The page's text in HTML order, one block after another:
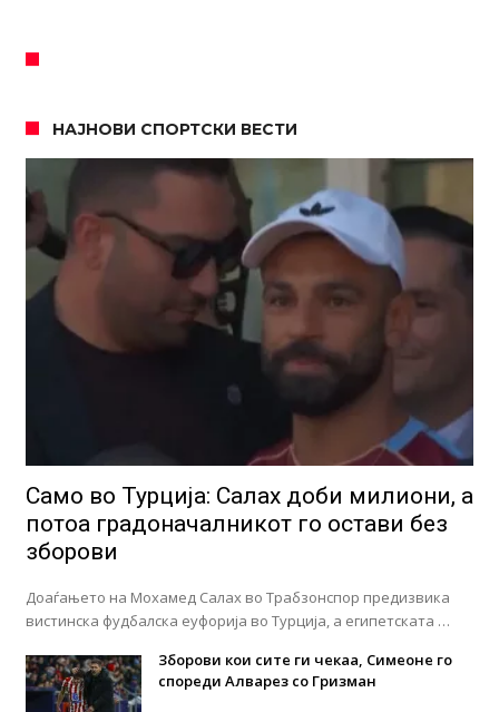
НАЈНОВИ СПОРТСКИ ВЕСТИ
Само во Турција: Салах доби милиони, а
потоа градоначалникот го остави без
зборови
Доаѓањето на Мохамед Салах во Трабзонспор предизвика
вистинска фудбалска еуфорија во Турција, а египетската …
Зборови кои сите ги чекаа, Симеоне го
спореди Алварез со Гризман